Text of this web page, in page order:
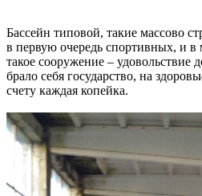
Бассейн типовой, такие массово
в первую очередь спортивных, и
такое сооружение – удовольствие
брало себя государство, на
счету каждая копейка.